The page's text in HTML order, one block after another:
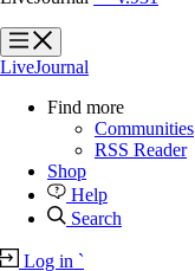
?
?
LiveJournal
Find more
Communities
RSS Reader
Shop
Help
Search
Log in `